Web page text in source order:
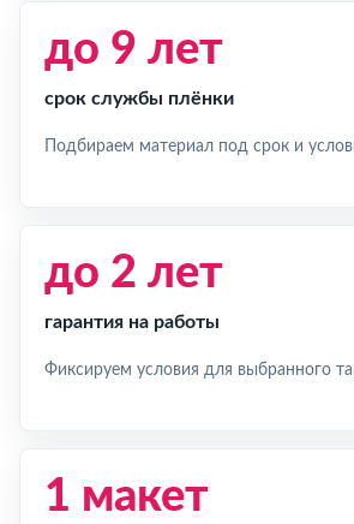
до 9 лет
срок службы плёнки
Подбираем материал под срок и
до 2 лет
гарантия на работы
Фиксируем условия для выбранного
1 макет